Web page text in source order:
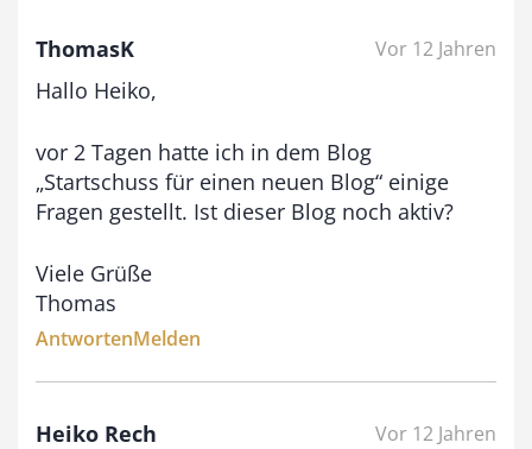
ThomasK Vor 12 Jahren
Hallo Heiko,
vor 2 Tagen hatte ich in dem Blog
„Startschuss für einen neuen Blog“ einige
Fragen gestellt. Ist dieser Blog noch aktiv?
Viele Grüße
Thomas
AntwortenMelden
Heiko Rech Vor 12 Jahren